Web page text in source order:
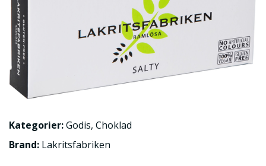
Kategorier:Godis, Choklad
Brand: Lakritsfabriken